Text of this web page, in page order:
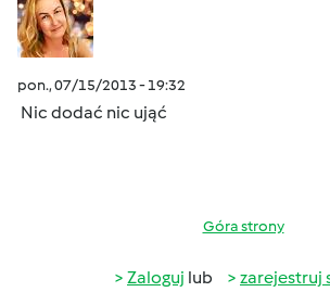
pon., 07/15/2013 - 19:32
Nic dodać nic ująć
Góra strony
Zaloguj lub zarejestruj